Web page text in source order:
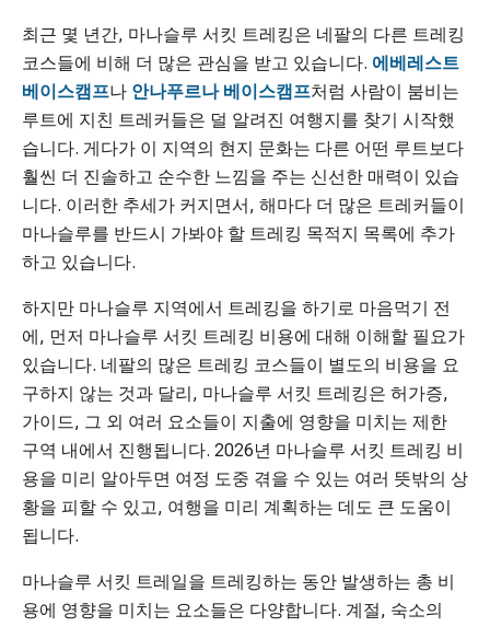
최근 몇 년간, 마나슬루 서킷 트레킹은 네팔의 다른 트레킹
코스들에 비해 더 많은 관심을 받고 있습니다. 에베레스트
베이스캠프나 안나푸르나 베이스캠프처럼 사람이 붐비는
루트에 지친 트레커들은 덜 알려진 여행지를 찾기 시작했
습니다. 게다가 이 지역의 현지 문화는 다른 어떤 루트보다
훨씬 더 진솔하고 순수한 느낌을 주는 신선한 매력이 있습
니다. 이러한 추세가 커지면서, 해마다 더 많은 트레커들이
마나슬루를 반드시 가봐야 할 트레킹 목적지 목록에 추가
하고 있습니다.
하지만 마나슬루 지역에서 트레킹을 하기로 마음먹기 전
에, 먼저 마나슬루 서킷 트레킹 비용에 대해 이해할 필요가
있습니다. 네팔의 많은 트레킹 코스들이 별도의 비용을 요
구하지 않는 것과 달리, 마나슬루 서킷 트레킹은 허가증,
가이드, 그 외 여러 요소들이 지출에 영향을 미치는 제한
구역 내에서 진행됩니다. 2026년 마나슬루 서킷 트레킹 비
용을 미리 알아두면 여정 도중 겪을 수 있는 여러 뜻밖의 상
황을 피할 수 있고, 여행을 미리 계획하는 데도 큰 도움이
됩니다.
마나슬루 서킷 트레일을 트레킹하는 동안 발생하는 총 비
용에 영향을 미치는 요소들은 다양합니다. 계절, 숙소의